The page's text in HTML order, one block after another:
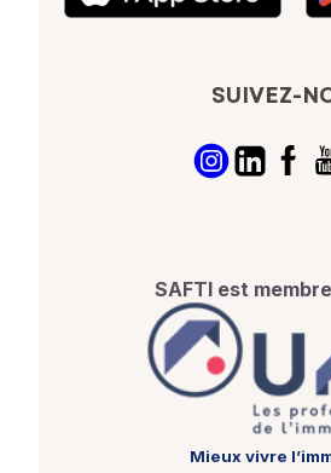
SUIVEZ-
SAFTI est membre
Mieux vivre